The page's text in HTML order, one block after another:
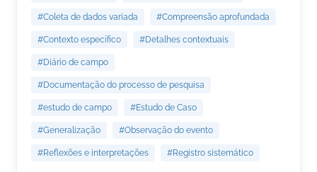
#Coleta de dados variada #Compreensão aprofundada
#Contexto específico #Detalhes contextuais
#Diário de campo
#Documentação do processo de pesquisa
#estudo de campo #Estudo de Caso
#Generalização #Observação do evento
#Reflexões e interpretações #Registro sistemático